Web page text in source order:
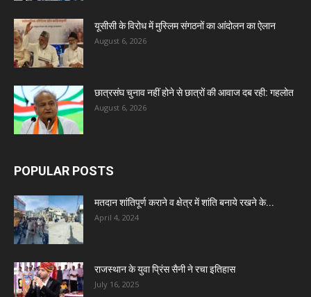
यूसीसी के विरोध में मुस्लिम संगठनों का आंदोलन का ऐलान
August 6, 2026
छात्रसंघ चुनाव नहीं होने से छात्रों की आवाज दब रही: गहलोत
August 6, 2026
POPULAR POSTS
मतदान शांतिपूर्ण कराने व क्षेत्र में शांति बनाये रखने के...
April 4, 2024
राजस्थान के युवा प्रिंस सैनी ने रचा इतिहास
July 16, 2025